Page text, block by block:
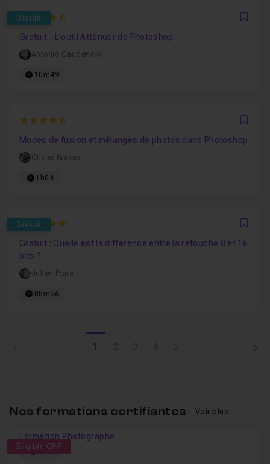
Gratuit
4.7857142857143
Gratuit - L'outil Atténuer de Photoshop
Antonio Gaudencio
10m49
4.8333333333333
Modes de fusion et mélanges de photos dans Photoshop
Olivier Krakus
1h04
Gratuit
5
Gratuit : Quelle est la différence entre la retouche 8 et 16
bits ?
Julien Pons
08m56
1
Nos formations certifiantes Voir plus
Éligible CPF
Formation Photographe
61h